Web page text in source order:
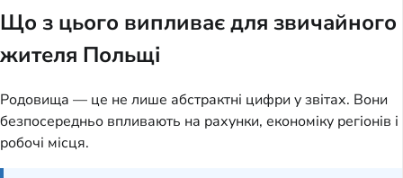
Що з цього випливає для звичайного
жителя Польщі
Родовища — це не лише абстрактні цифри у звітах. Вони
безпосередньо впливають на рахунки, економіку регіонів і
робочі місця.